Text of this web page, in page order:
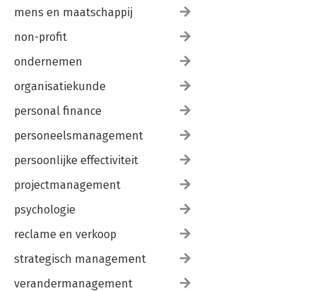
mens en maatschappij
non-profit
ondernemen
organisatiekunde
personal finance
personeelsmanagement
persoonlijke effectiviteit
projectmanagement
psychologie
reclame en verkoop
strategisch management
verandermanagement